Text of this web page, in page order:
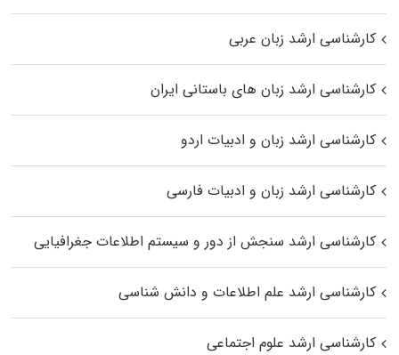
کارشناسی ارشد زبان عربی
کارشناسی ارشد زبان‌ های باستانی ایران
کارشناسی ارشد زبان و ادبیات اردو
کارشناسی ارشد زبان و ادبیات فارسی
کارشناسی ارشد سنجش از دور و سیستم اطلاعات جغرافیایی
کارشناسی ارشد علم اطلاعات و دانش شناسی
کارشناسی ارشد علوم اجتماعی